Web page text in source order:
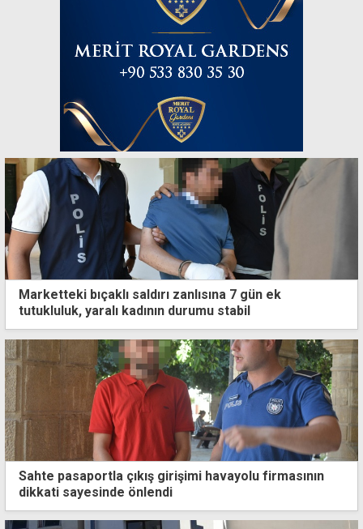
Marketteki bıçaklı saldırı zanlısına 7 gün ek
tutukluluk, yaralı kadının durumu stabil
Sahte pasaportla çıkış girişimi havayolu firmasının
dikkati sayesinde önlendi